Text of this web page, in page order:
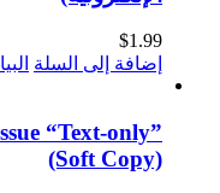
$1.99
إضافة إلى السلة
“Text-only”
(Soft Copy)